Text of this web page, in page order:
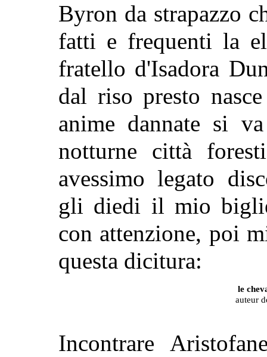
Byron da strapazzo
fatti e frequenti la
fratello d'Isadora
dal riso presto
anime dannate si
notturne città
avessimo legato
gli diedi il mio
con attenzione, poi
questa dicitura:
le
auteur
Incontrare